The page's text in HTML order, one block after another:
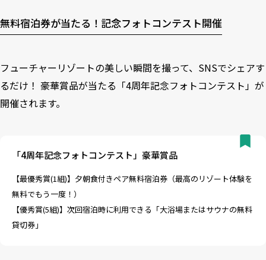
無料宿泊券が当たる！記念フォトコンテスト開催
フューチャーリゾートの美しい瞬間を撮って、SNSでシェアす
るだけ！ 豪華賞品が当たる「4周年記念フォトコンテスト」が
開催されます。
「4周年記念フォトコンテスト」豪華賞品
【最優秀賞(1組)】夕朝食付きペア無料宿泊券（最高のリゾート体験を
無料でもう一度！）
【優秀賞(5組)】次回宿泊時に利用できる「大浴場またはサウナの無料
貸切券」